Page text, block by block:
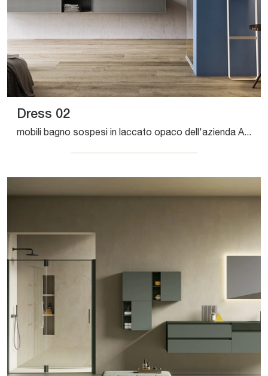
Dress 02
mobili bagno sospesi in laccato opaco dell'azienda Artesi: clicca e scopri l'arredo bagno moderno Dress 02 per il tuo bagno.